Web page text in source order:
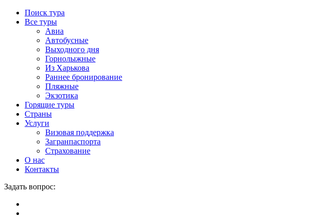
Поиск тура
Все туры
Авиа
Автобусные
Выходного дня
Горнолыжные
Из Харькова
Раннее бронирование
Пляжные
Экзотика
Горящие туры
Страны
Услуги
Визовая поддержка
Загранпаспорта
Страхование
О нас
Контакты
Задать вопрос: